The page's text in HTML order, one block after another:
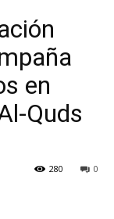
en
Quds
0
280